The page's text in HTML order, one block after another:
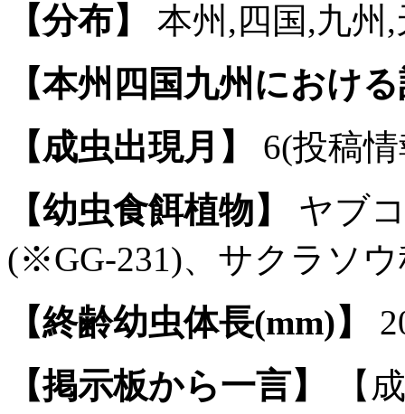
【分布】
本州,四国,九州
【本州四国九州におけ
【成虫出現月】
6(投稿
【幼虫食餌植物】
ヤブ
(※GG-231)、サクラソ
【終齢幼虫体長(mm)】
【掲示板から一言】
【